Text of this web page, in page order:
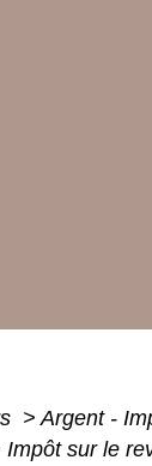
> Argent -
Impôt sur le